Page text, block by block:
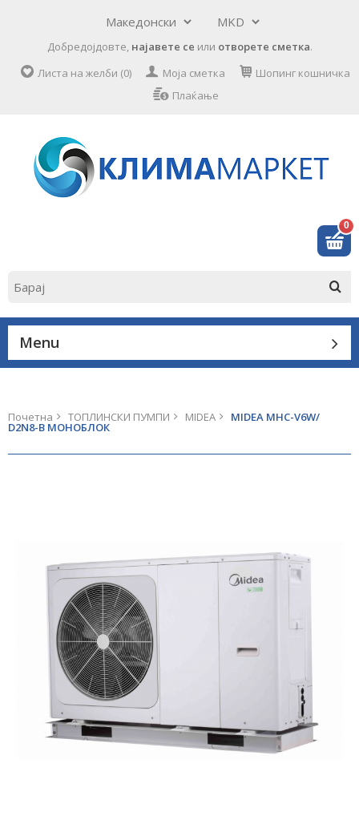
Добредојдовте, најавете се или отворете сметка.
Листа на желби (0)
Моја сметка
Шопинг кошничка
Плаќање
0
Menu
Почетна ТОПЛИНСКИ ПУМПИ MIDEA MIDEA MHC-V6W/
D2N8-B МОНОБЛОК